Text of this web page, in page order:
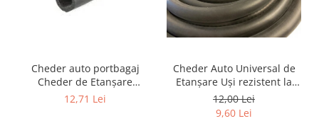
Cheder auto portbagaj
Cheder de Etanșare
Profesional din Cauciuc -
12,71 Lei
Cheder Auto Universal de
Etanșare Uși rezistent la
intemperii, raze UV,
îmbătrânire și temperaturi
12,00 Lei
9,60 Lei